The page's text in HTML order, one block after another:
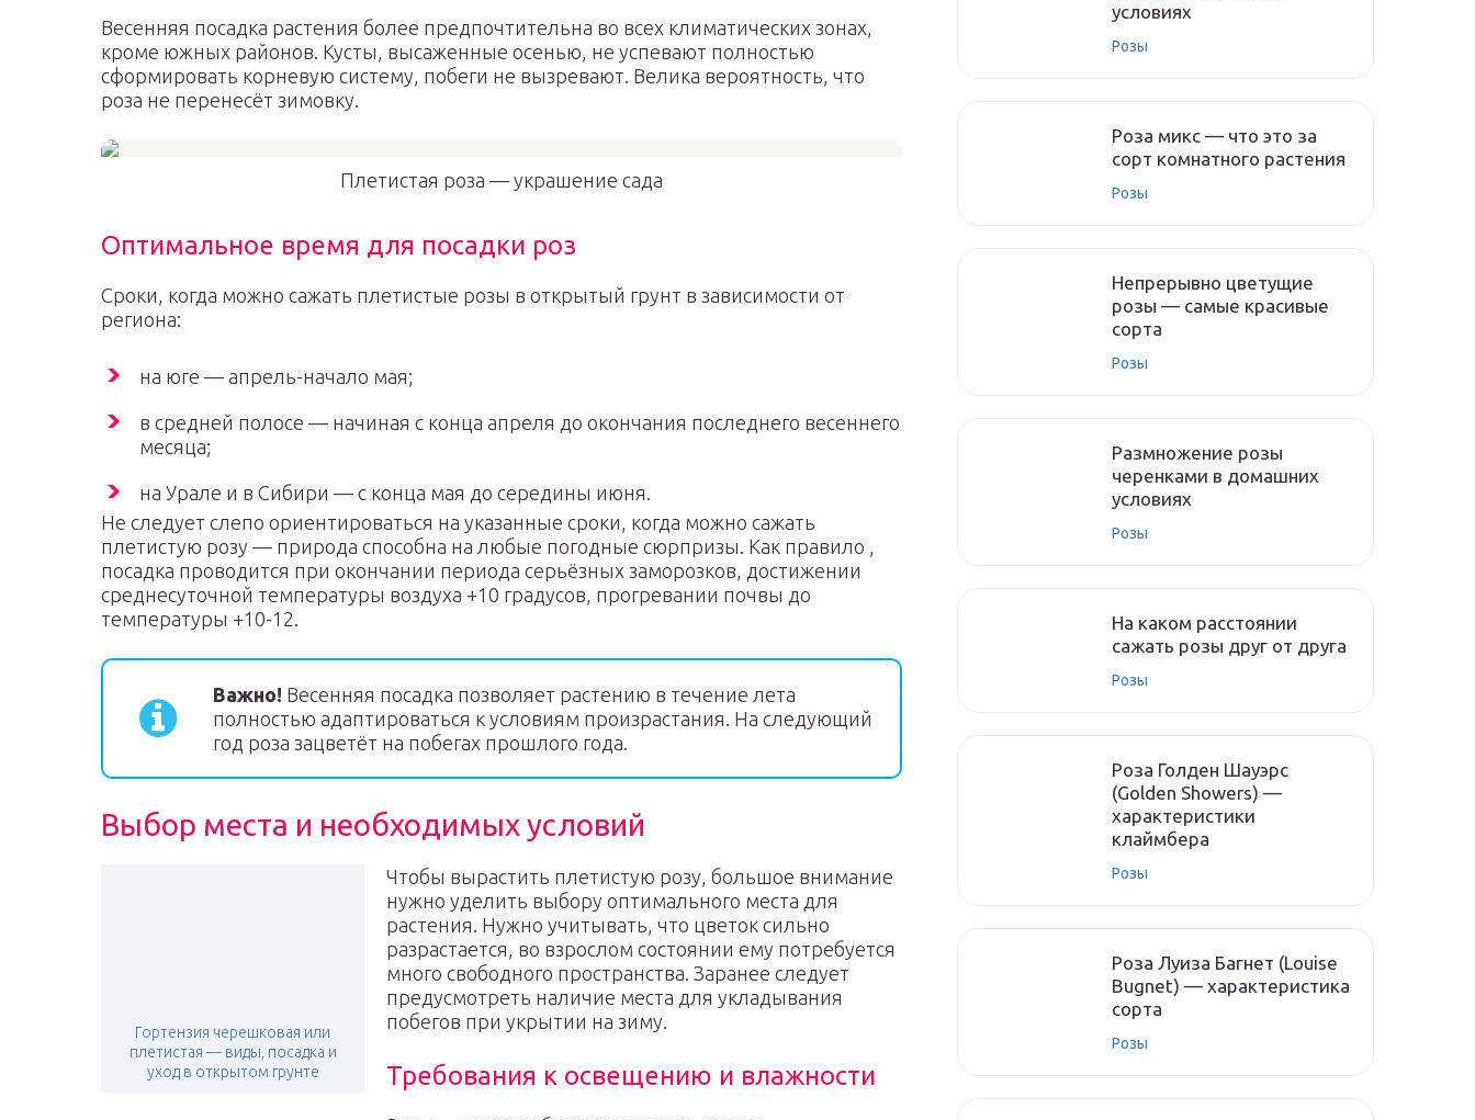
Весенняя посадка растения более предпочтительна во всех климатических зонах,
кроме южных районов. Кусты, высаженные осенью, не успевают полностью
сформировать корневую систему, побеги не вызревают. Велика вероятность, что
роза не перенесёт зимовку.
Плетистая роза — украшение сада
Оптимальное время для посадки роз
Сроки, когда можно сажать плетистые розы в открытый грунт в зависимости от
региона:
на юге — апрель-начало мая;
в средней полосе — начиная с конца апреля до окончания последнего весеннего
месяца;
на Урале и в Сибири — с конца мая до середины июня.
Не следует слепо ориентироваться на указанные сроки, когда можно сажать
плетистую розу — природа способна на любые погодные сюрпризы. Как правило ,
посадка проводится при окончании периода серьёзных заморозков, достижении
среднесуточной температуры воздуха +10 градусов, прогревании почвы до
температуры +10-12.
Важно! Весенняя посадка позволяет растению в течение лета
полностью адаптироваться к условиям произрастания. На следующий
год роза зацветёт на побегах прошлого года.
Выбор места и необходимых условий
Гортензия черешковая или
плетистая — виды, посадка и
уход в открытом грунте
Чтобы вырастить плетистую розу, большое внимание
нужно уделить выбору оптимального места для
растения. Нужно учитывать, что цветок сильно
разрастается, во взрослом состоянии ему потребуется
много свободного пространства. Заранее следует
предусмотреть наличие места для укладывания
побегов при укрытии на зиму.
Требования к освещению и влажности
условиях
Розы
Роза микс — что это за
сорт комнатного растения
Розы
Непрерывно цветущие
розы — самые красивые
сорта
Розы
Размножение розы
черенками в домашних
условиях
Розы
На каком расстоянии
сажать розы друг от друга
Розы
Роза Голден Шауэрс
(Golden Showers) —
характеристики
клаймбера
Розы
Роза Луиза Багнет (Louise
Bugnet) — характеристика
сорта
Розы